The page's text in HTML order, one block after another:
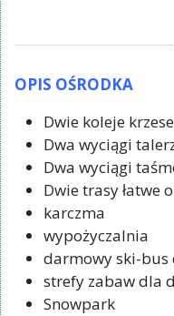
OPIS OŚRODKA
Dwie koleje
Dwa wyciągi
Dwa wyciągi
Dwie trasy łatwe
karczma
wypożyczalnia
darmowy ski-bus
strefy zabaw dla
Snowpark